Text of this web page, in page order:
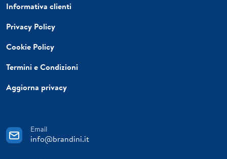
Informativa clienti
Privacy Policy
Cookie Policy
Termini e Condizioni
Aggiorna privacy
Email
info@brandini.it